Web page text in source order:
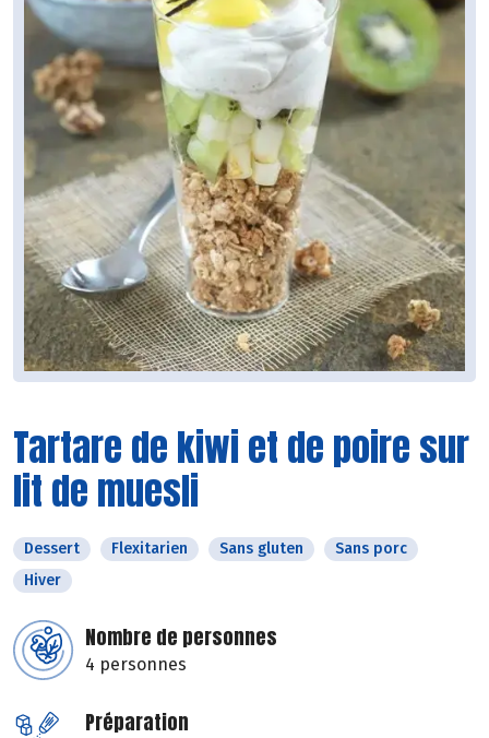
Tartare de kiwi et de poire sur
lit de muesli
Dessert Flexitarien Sans gluten
Sans porc
Hiver
Nombre de personnes
4 personnes
Préparation